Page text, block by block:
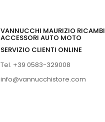
VANNUCCHI MAURIZIO RICAMBI
ACCESSORI AUTO MOTO
SERVIZIO CLIENTI ONLINE
Tel. +39 0583-329008
info@vannucchistore.com